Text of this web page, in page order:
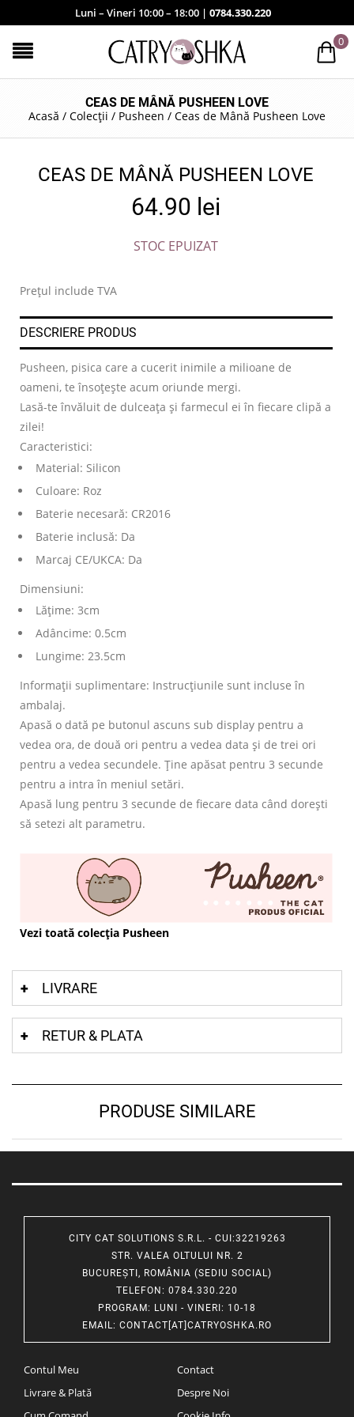
Luni – Vineri 10:00 – 18:00 | 0784.330.220
0
CEAS DE MÂNĂ PUSHEEN LOVE
Acasă / Colecții / Pusheen / Ceas de Mână Pusheen Love
CEAS DE MÂNĂ PUSHEEN LOVE
64.90 lei
STOC EPUIZAT
Prețul include TVA
DESCRIERE PRODUS
Pusheen, pisica care a cucerit inimile a milioane de
oameni, te însoțește acum oriunde mergi.
Lasă-te învăluit de dulceața și farmecul ei în fiecare clipă a
zilei!
Caracteristici:
Material: Silicon
Culoare: Roz
Baterie necesară: CR2016
Baterie inclusă: Da
Marcaj CE/UKCA: Da
Dimensiuni:
Lățime: 3cm
Adâncime: 0.5cm
Lungime: 23.5cm
Informații suplimentare: Instrucțiunile sunt incluse în
ambalaj.
Apasă o dată pe butonul ascuns sub display pentru a
vedea ora, de două ori pentru a vedea data și de trei ori
pentru a vedea secundele. Ține apăsat pentru 3 secunde
pentru a intra în meniul setări.
Apasă lung pentru 3 secunde de fiecare data când dorești
să setezi alt parametru.
Vezi toată colecția Pusheen
LIVRARE
RETUR & PLATA
PRODUSE SIMILARE
CITY CAT SOLUTIONS S.R.L. - CUI:32219263
STR. VALEA OLTULUI NR. 2
BUCUREȘTI, ROMÂNIA (SEDIU SOCIAL)
TELEFON : 0784.330.220
PROGRAM: LUNI - VINERI: 10-18
EMAIL: CONTACT[AT]CATRYOSHKA.RO
Contul Meu
Livrare & Plată
Contact
Despre Noi